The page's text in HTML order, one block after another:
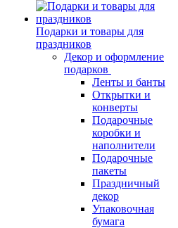
Подарки и товары для
праздников
Декор и оформление
подарков
Ленты и банты
Открытки и
конверты
Подарочные
коробки и
наполнители
Подарочные
пакеты
Праздничный
декор
Упаковочная
бумага